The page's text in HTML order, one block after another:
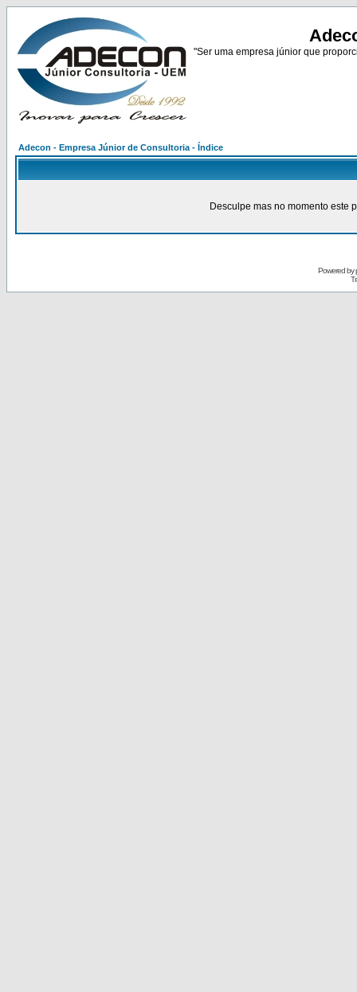
"Ser uma empresa júnior que
Adecon - Empresa Júnior de Consultoria - Índice
Desculpe mas no momento este
Powered by